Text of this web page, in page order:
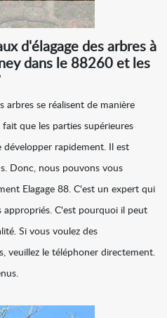
d'élagage des arbres à
dans le 88260 et les
arbres se réalisent de manière
que les parties supérieures
développer rapidement. Il est
Donc, nous pouvons vous
Elagage 88. C'est un expert qui
appropriés. C'est pourquoi il peut
Si vous voulez des
veuillez le téléphoner directement.